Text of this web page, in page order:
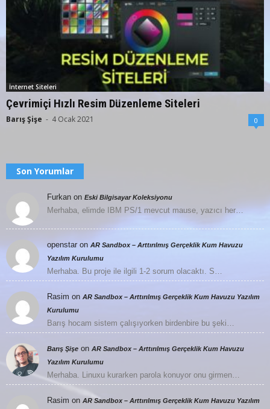
İnternet Siteleri
Çevrimiçi Hızlı Resim Düzenleme Siteleri
Barış Şişe - 4 Ocak 2021 0
Son Yorumlar
Furkan on Eski Bilgisayar Koleksiyonu
Merhaba, elimde IBM PS/1 mevcut mause, yazıcı her…
openstar on AR Sandbox – Arttırılmış Gerçeklik Kum Havuzu
Yazılım Kurulumu
Merhaba. Bu proje ile ilgili 1-2 sorum olacaktı. S…
Rasim on AR Sandbox – Arttırılmış Gerçeklik Kum Havuzu Yazılım
Kurulumu
Barış hocam sistem çalışıyorken birdenbire bu şeki…
Barış Şişe on AR Sandbox – Arttırılmış Gerçeklik Kum Havuzu
Yazılım Kurulumu
Merhaba. Linuxu kurarken parola konuyor onu girmen…
Rasim on AR Sandbox – Arttırılmış Gerçeklik Kum Havuzu Yazılım